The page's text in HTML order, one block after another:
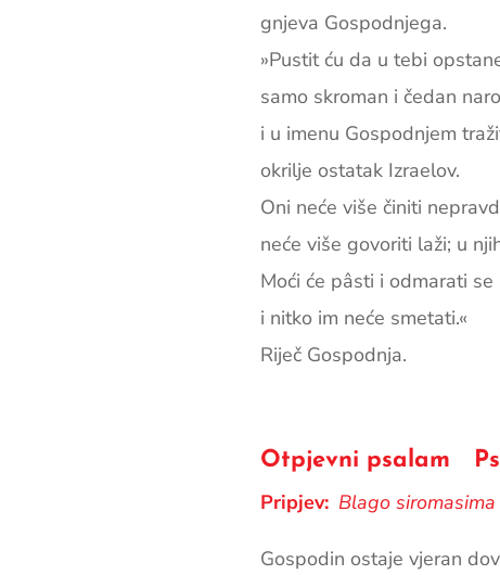
gnjeva Gospodnjega.
»Pustit ću da u tebi
samo skroman i čedan
i u imenu Gospodnjem
okrilje ostatak Izraelov.
Oni neće više činiti
neće više govoriti laži; u
Moći će pâsti i odmarati se
i nitko im neće smetati.«
Riječ Gospodnja.
Otpjevni psalam Ps
Pripjev: Blago
Gospodin ostaje vjeran